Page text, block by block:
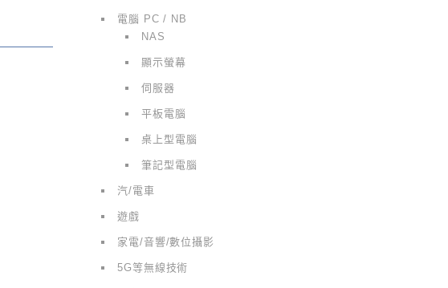
電腦 PC / NB
NAS
顯示螢幕
伺服器
平板電腦
桌上型電腦
筆記型電腦
汽/電車
遊戲
家電/音響/數位攝影
5G等無線技術